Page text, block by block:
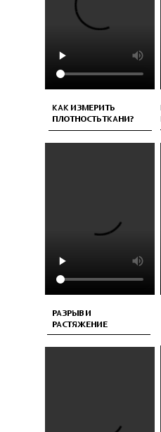
КАК ИЗМЕРИТЬ
ПЛОТНОСТЬ ТКАНИ?
РАЗРЫВ И
РАСТЯЖЕНИЕ